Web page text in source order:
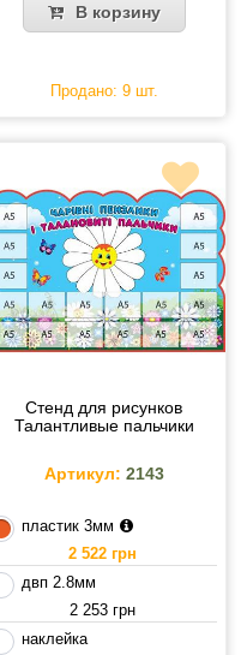
В корзину
Продано: 9 шт.
Стенд для рисунков
Талантливые пальчики
Артикул: 2143
пластик 3мм
2 522 грн
двп 2.8мм
2 253 грн
наклейка